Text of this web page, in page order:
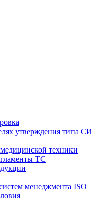
утверждения типа СИ
техники
ТС
менеджмента ISO